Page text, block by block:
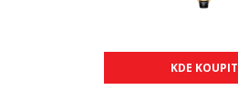
KDE KOUPIT